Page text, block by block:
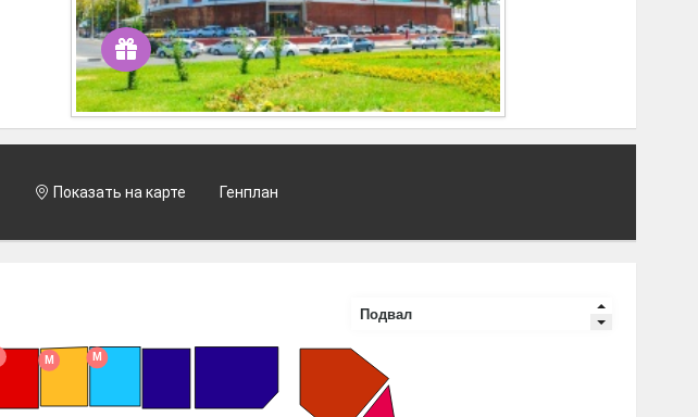
Показать на карте Генплан
M M